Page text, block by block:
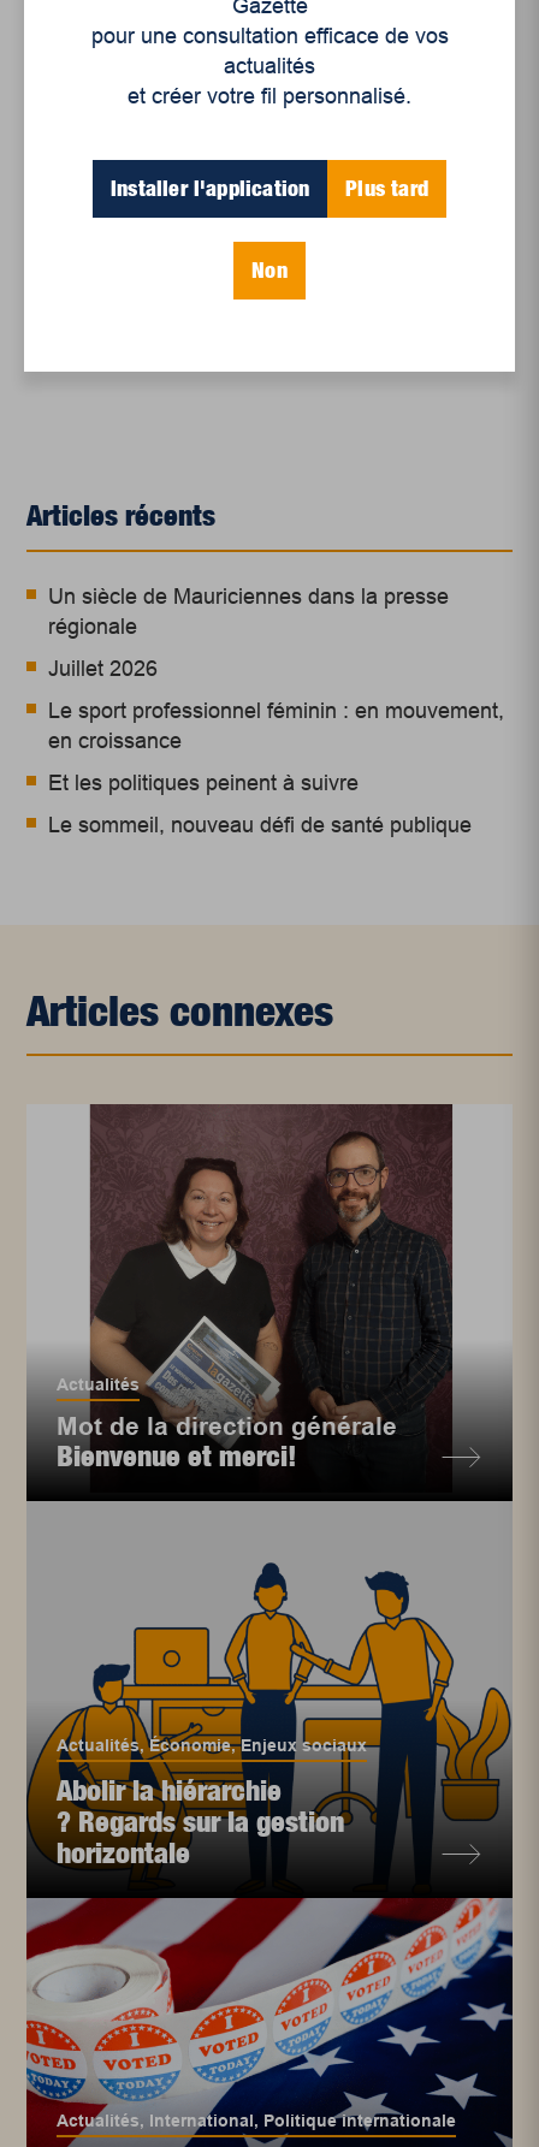
Articles récents
Un siècle de Mauriciennes dans la presse
régionale
Juillet 2026
Le sport professionnel féminin : en mouvement,
en croissance
Et les politiques peinent à suivre
Le sommeil, nouveau défi de santé publique
Articles connexes
Actualités
Mot de la direction générale
Bienvenue et merci!
Actualités,Économie,Enjeux sociaux
Abolir la hiérarchie
? Regards sur la gestion
horizontale
Actualités, International, Politique internationale
Gazette
pour une consultation efficace de vos
actualités
et créer votre fil personnalisé.
Installer l'application Plus tard
Non